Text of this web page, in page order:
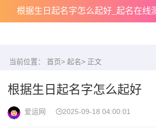
根据生日起名字怎么起好_起名在线
当前位置： 首页> 起名> 正文
根据生日起名字怎么起好
爱运网 2025-09-18 04:00:01